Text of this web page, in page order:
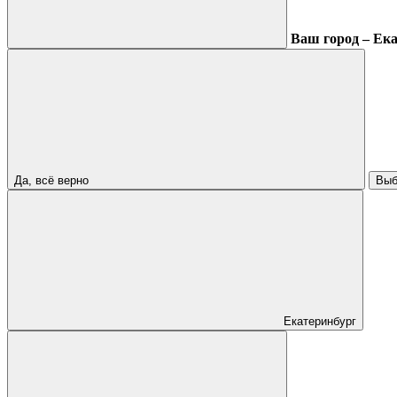
Ваш город –
Да, всё верно
Екатеринбург